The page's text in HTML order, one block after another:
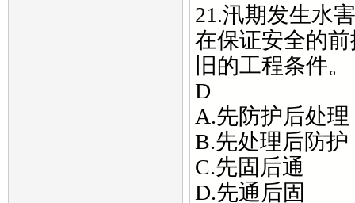
21.汛期发生水
在保证安全的
旧的工程条件。
D
A.先防护后处理
B.先处理后防护
C.先固后通
D.先通后固